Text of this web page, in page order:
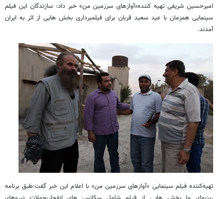
امیرحسین شریفی تهیه کننده«آوازهای سرزمین من» خبر داد: سازندگان این فیلم
سینمایی همزمان با عید سعید قربان برای فیلمبرداری بخش هایی از اثر به ایران
آمدند.
تهیه‌کننده فیلم سینمایی «آوازهای سرزمین من» با اعلام این خبر گفت:طبق برنامه